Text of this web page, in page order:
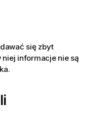
się zbyt
niej informacje nie są